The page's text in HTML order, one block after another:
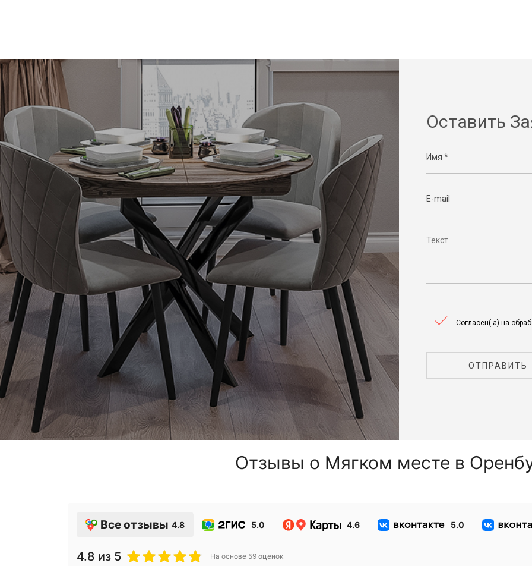
Оставить
Согласен(-а) на
ОТПРАВИТЬ
Отзывы о Мягком месте в
Все отзывы 4.8 5.0 4.6 5.0
4.8 из 5 На основе 59 оценок